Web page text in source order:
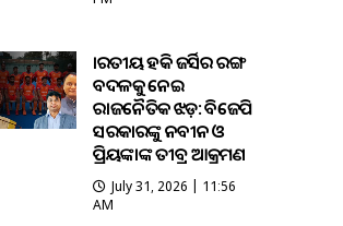
ଭାରତୀୟ ହକି ଜର୍ସିର ରଙ୍ଗ
ବଦଳକୁ ନେଇ
ରାଜନୈତିକ ଝଡ଼: ବିଜେପି
ସରକାରଙ୍କୁ ନବୀନ ଓ
ପ୍ରିୟଙ୍କାଙ୍କ ତୀବ୍ର ଆକ୍ରମଣ
July 31, 2026 | 11:56
AM